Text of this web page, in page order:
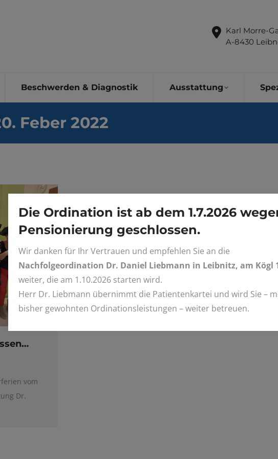
Die Ordination ist ab dem 1.7.2026
Pensionierung geschlossen.
Wir danken für Ihr Vertrauen und empfehlen Sie an die
Nachfolgeordination Dr. Daniel Liebmann in Leibnitz, am Kögl
weiter, die am 1.10.2026 starten wird.
Herr Dr. Liebmann übernimmt die Patientenkartei und wird Sie –
bisher gewohnten Ordinationsleistungen – weiter betreuen.
Karl Morre-
A-8430
Beschwerden & Diagnostik Ausstattung
Feber 2022
vom
Dr.